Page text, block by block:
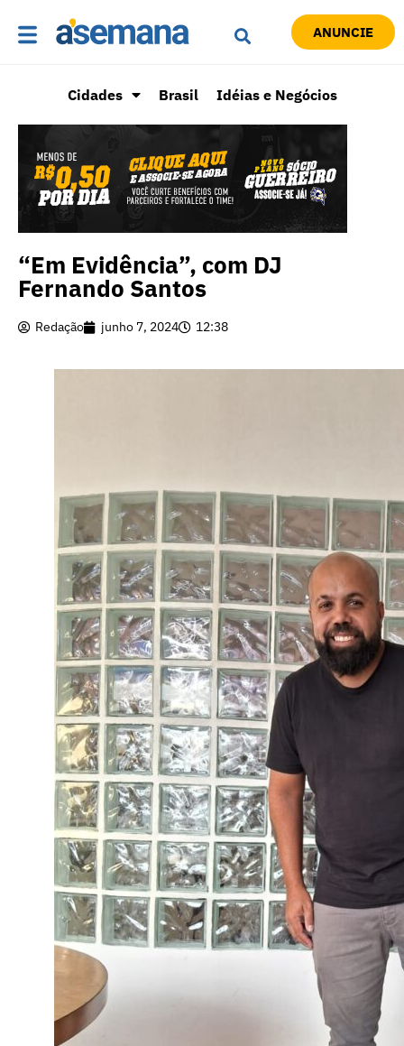
ANUNCIE
Cidades Brasil Idéias e Negócios
“Em Evidência”, com DJ
Fernando Santos
Redação junho 7, 2024 12:38